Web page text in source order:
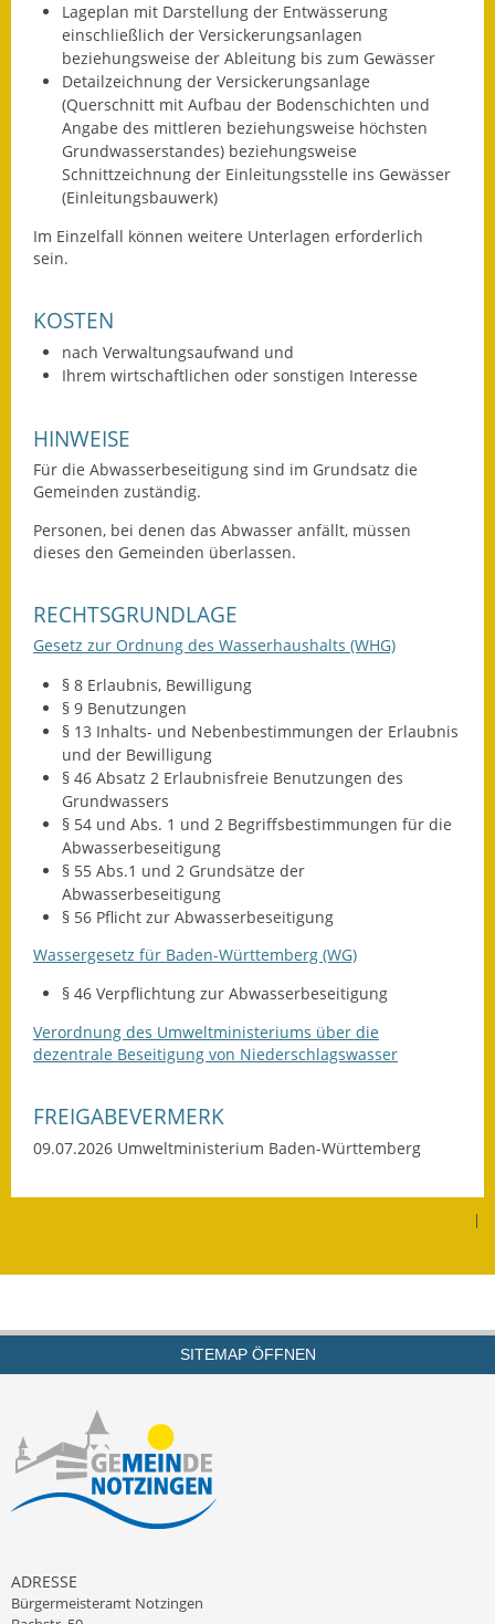
Bodenrichtwerte
Flächennutzungsplan
Gerätehütten
Gutachterausschuss
Mietspiegel
Hochwassergefahrenkarte
Kernzeitbetreuung
Bevölkerungsschutz
Klimaschutzagentur
Freizeit
Feuerwehr
Freizeit- & Sportstätten
Gesundheit & Soziales
Termine &
Wirtschaft
Ausschreibung von
Baumaßnahmen
Lageplan mit Darstellung der Entwässerung
einschließlich der Versickerungsanlagen
beziehungsweise der Ableitung bis zum Gewässer
Detailzeichnung der Versickerungsanlage
(Querschnitt mit Aufbau der Bodenschichten und
Angabe des mittleren beziehungsweise höchsten
Grundwasserstandes) beziehungsweise
Schnittzeichnung der Einleitungsstelle ins Gewässer
(Einleitungsbauwerk)
Im Einzelfall können weitere Unterlagen erforderlich
sein.
KOSTEN
nach Verwaltungsaufwand und
Ihrem wirtschaftlichen oder sonstigen Interesse
HINWEISE
Für die Abwasserbeseitigung sind im Grundsatz die
Gemeinden zuständig.
Personen, bei denen das Abwasser anfällt, müssen
dieses den Gemeinden überlassen.
RECHTSGRUNDLAGE
Gesetz zur Ordnung des Wasserhaushalts (WHG)
§ 8 Erlaubnis, Bewilligung
§ 9 Benutzungen
§ 13 Inhalts- und Nebenbestimmungen der Erlaubnis
und der Bewilligung
§ 46 Absatz 2 Erlaubnisfreie Benutzungen des
Grundwassers
§ 54 und Abs. 1 und 2 Begriffsbestimmungen für die
Abwasserbeseitigung
§ 55 Abs.1 und 2 Grundsätze der
Abwasserbeseitigung
§ 56 Pflicht zur Abwasserbeseitigung
Wassergesetz für Baden-Württemberg (WG)
§ 46 Verpflichtung zur Abwasserbeseitigung
Verordnung des Umweltministeriums über die
dezentrale Beseitigung von Niederschlagswasser
FREIGABEVERMERK
09.07.2026 Umweltministerium Baden-Württemberg
|
SITEMAP ÖFFNEN
ADRESSE
Bürgermeisteramt Notzingen